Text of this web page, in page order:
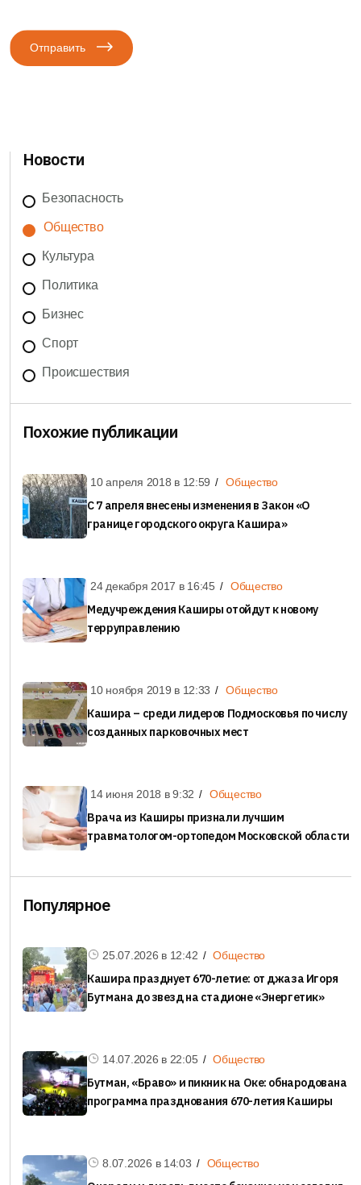
Отправить
Новости
Безопасность
Общество
Культура
Политика
Бизнес
Спорт
Происшествия
Похожие публикации
10 апреля 2018 в 12:59 Общество
С 7 апреля внесены изменения в Закон «О
границе городского округа Кашира»
24 декабря 2017 в 16:45 Общество
Медучреждения Каширы отойдут к новому
терруправлению
10 ноября 2019 в 12:33 Общество
Кашира – среди лидеров Подмосковья по числу
созданных парковочных мест
14 июня 2018 в9:32 Общество
Врача из Каширы признали лучшим
травматологом-ортопедом Московской области
Популярное
25.07.2026 в 12:42 Общество
Кашира празднует 670-летие: от джаза Игоря
Бутмана до звезд на стадионе «Энергетик»
14.07.2026 в 22:05 Общество
Бутман, «Браво» и пикник на Оке: обнародована
программа празднования 670-летия Каширы
8.07.2026 в 14:03 Общество